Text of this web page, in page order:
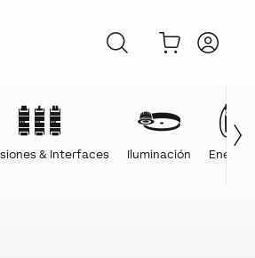
& Interfaces Iluminación Energía